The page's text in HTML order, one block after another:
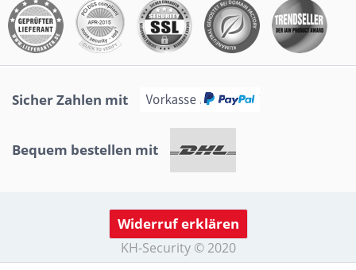
Sicher Zahlen mit
Bequem bestellen mit
Widerruf erklären
KH-Security © 2020